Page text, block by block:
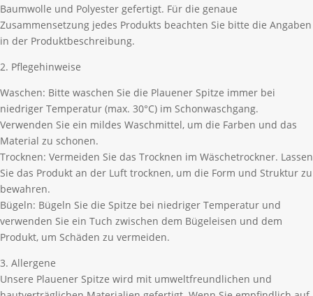
Baumwolle und Polyester gefertigt. Für die genaue
Zusammensetzung jedes Produkts beachten Sie bitte die Angaben
in der Produktbeschreibung.
2. Pflegehinweise
Waschen: Bitte waschen Sie die Plauener Spitze immer bei
niedriger Temperatur (max. 30°C) im Schonwaschgang.
Verwenden Sie ein mildes Waschmittel, um die Farben und das
Material zu schonen.
Trocknen: Vermeiden Sie das Trocknen im Wäschetrockner. Lassen
Sie das Produkt an der Luft trocknen, um die Form und Struktur zu
bewahren.
Bügeln: Bügeln Sie die Spitze bei niedriger Temperatur und
verwenden Sie ein Tuch zwischen dem Bügeleisen und dem
Produkt, um Schäden zu vermeiden.
3. Allergene
Unsere Plauener Spitze wird mit umweltfreundlichen und